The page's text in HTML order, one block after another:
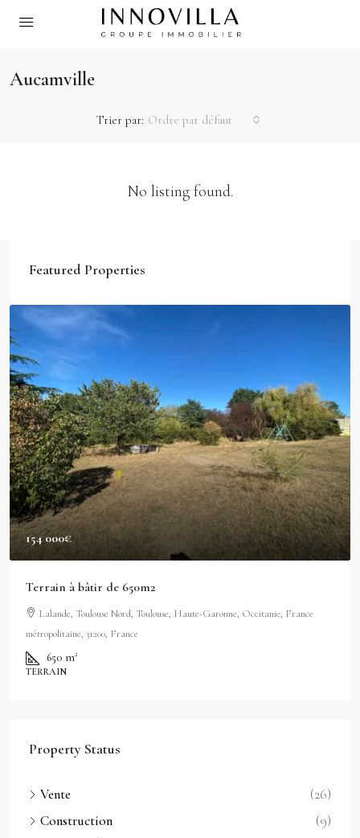
Aucamville
Trier par: Ordre par défaut
No listing found.
Featured Properties
154 000€
Terrain à bâtir de 650m2
Lalande, Toulouse Nord, Toulouse, Haute-Garonne, Occitanie, France
métropolitaine, 31200, France
650 m²
TERRAIN
Property Status
Vente
(26)
Construction
(9)